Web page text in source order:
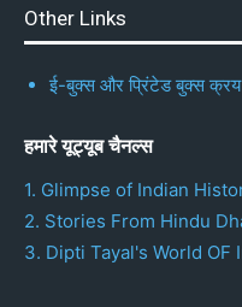
Other Links
ई-बुक्स और प्रिंटेड बुक्स
हमारे यूट्यूब चैनल्स
1. Glimpse of Indian
2. Stories From Hindu
3. Dipti Tayal's World OF